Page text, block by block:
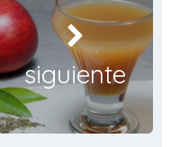
siguiente